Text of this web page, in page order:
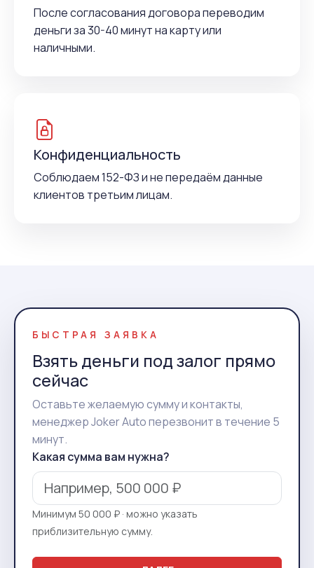
После согласования договора переводим
деньги за 30-40 минут на карту или
наличными.
Конфиденциальность
Соблюдаем 152-ФЗ и не передаём данные
клиентов третьим лицам.
БЫСТРАЯ ЗАЯВКА
Взять деньги под залог прямо
сейчас
Оставьте желаемую сумму и контакты,
менеджер Joker Auto перезвонит в течение 5
минут.
Какая сумма вам нужна?
Минимум 50 000 ₽ · можно указать
приблизительную сумму.